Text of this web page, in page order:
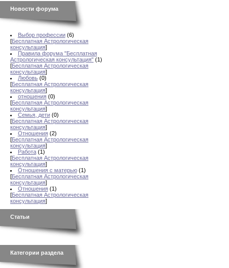
Новости форума
Выбор профессии (6)
[Бесплатная Астрологическая
консультация]
Правила форума "Бесплатная
Астрологическая консультация" (1)
[Бесплатная Астрологическая
консультация]
Любовь (0)
[Бесплатная Астрологическая
консультация]
отношения (0)
[Бесплатная Астрологическая
консультация]
Семья, дети (0)
[Бесплатная Астрологическая
консультация]
Отношения (2)
[Бесплатная Астрологическая
консультация]
Работа (1)
[Бесплатная Астрологическая
консультация]
Отношения с матерью (1)
[Бесплатная Астрологическая
консультация]
Отношения (1)
[Бесплатная Астрологическая
консультация]
Статьи
Категории раздела